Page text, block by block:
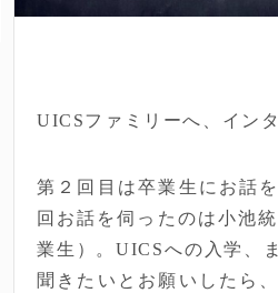
UICSファミリーへ、インタ
第２回目は卒業生にお話
回お話を伺ったのは小池
業生）。UICSへの入学、
聞きたいとお願いしたら